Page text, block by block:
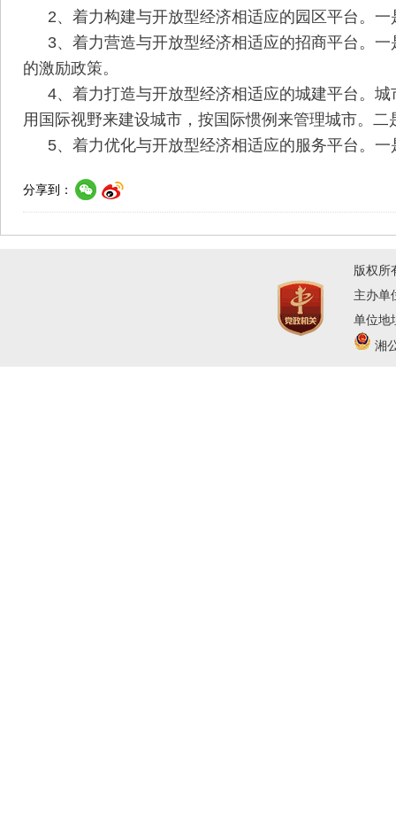
2、着力构建与开放型经济相适应的园区平台。
3、着力营造与开放型经济相适应的招商平台。
的激励政策。
4、着力打造与开放型经济相适应的城建平台。
用国际视野来建设城市，按国际惯例来管理城市。
5、着力优化与开放型经济相适应的服务平台。
分享到：
版权所
主办单
单位地
湘